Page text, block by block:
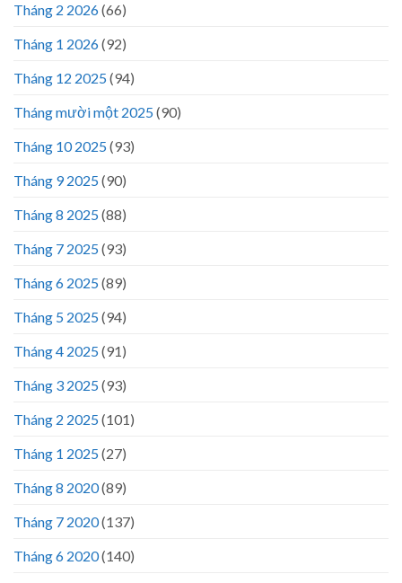
Tháng 2 2026(66)
Tháng 1 2026(92)
Tháng 12 2025(94)
Tháng mười một 2025(90)
Tháng 10 2025(93)
Tháng 9 2025(90)
Tháng 8 2025(88)
Tháng 7 2025(93)
Tháng 6 2025(89)
Tháng 5 2025(94)
Tháng 4 2025(91)
Tháng 3 2025(93)
Tháng 2 2025(101)
Tháng 1 2025(27)
Tháng 8 2020(89)
Tháng 7 2020(137)
Tháng 6 2020(140)